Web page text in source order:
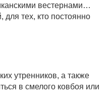
вестернами…
для тех, кто постоянно
утренников, а также
в смелого ковбоя или